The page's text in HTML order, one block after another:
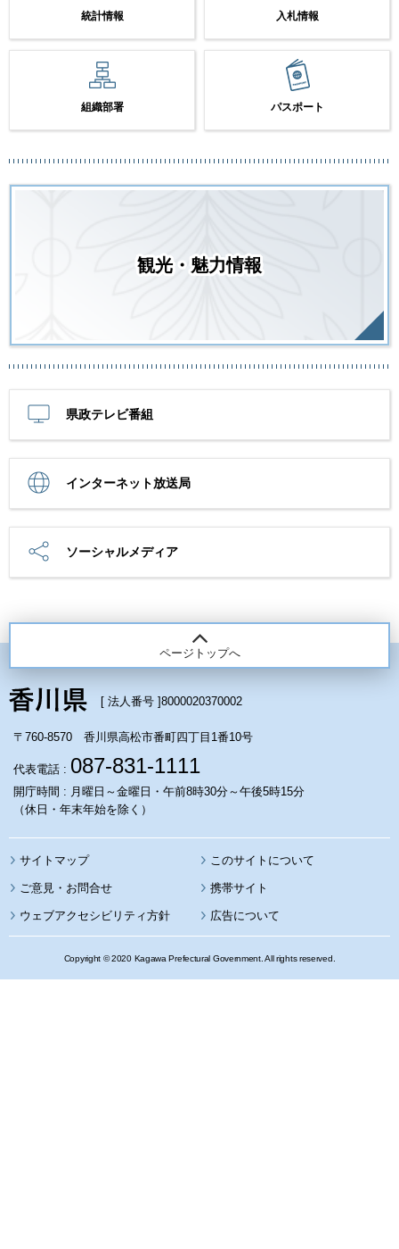
統計情報 入札情報
組織部署 パスポート
観光・魅力情報
県政テレビ番組
インターネット放送局
ソーシャルメディア
ページトップへ
[ 法人番号 ]8000020370002
〒760-8570 香川県高松市番町四丁目1番10号
代表電話 : 087-831-1111
開庁時間 : 月曜日～金曜日・午前8時30分～午後5時15分
（休日・年末年始を除く）
サイトマップ このサイトについて
携帯サイト
ウェブアクセシビリティ方針 広告について
Copyright © 2020 Kagawa Prefectural Government. All rights reserved.